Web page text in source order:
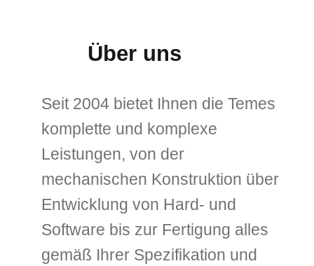
Über uns
Seit 2004 bietet Ihnen die Temes
komplette und komplexe
Leistungen, von der
mechanischen Konstruktion über
Entwicklung von Hard- und
Software bis zur Fertigung alles
gemäß Ihrer Spezifikation und